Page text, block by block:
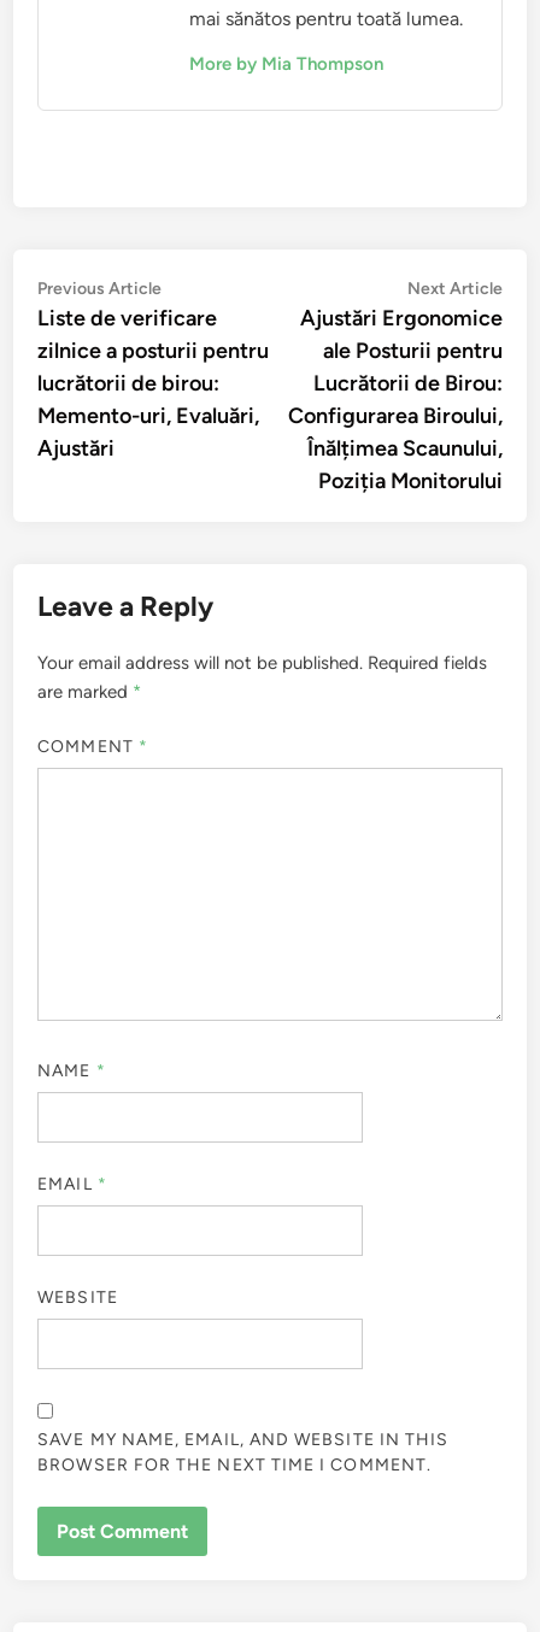
mai sănătos pentru toată lumea.
More by Mia Thompson
Post
navigation
Previous ArticlePrevious
article:
Liste de verificare
zilnice a posturii pentru
lucrătorii de birou:
Memento-uri, Evaluări,
Ajustări
Next Article
Ajustări Ergonomice
ale Posturii pentru
Lucrătorii de Birou:
Configurarea Biroului,
Înălțimea Scaunului,
Poziția Monitorului
Leave a Reply
Your email address will not be published. Required fields
are marked *
COMMENT *
NAME *
EMAIL *
WEBSITE
SAVE MY NAME, EMAIL, AND WEBSITE IN THIS
BROWSER FOR THE NEXT TIME I COMMENT.